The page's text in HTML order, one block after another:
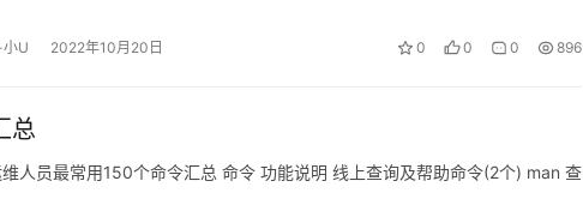
U 2022年10月20日 0 0 0 896
总
人员最常用150个命令汇总 命令 功能说明 线上查询及帮助命令(2个) man 查